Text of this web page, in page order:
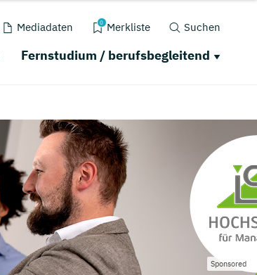
Mediadaten 0 Merkliste Suchen
Fernstudium / berufsbegleitend
Sponsored